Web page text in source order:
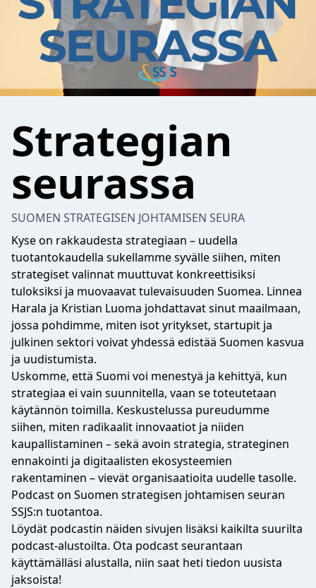
Strategian
seurassa
SUOMEN STRATEGISEN JOHTAMISEN SEURA
Kyse on rakkaudesta strategiaan – uudella
tuotantokaudella sukellamme syvälle siihen, miten
strategiset valinnat muuttuvat konkreettisiksi
tuloksiksi ja muovaavat tulevaisuuden Suomea. Linnea
Harala ja Kristian Luoma johdattavat sinut maailmaan,
jossa pohdimme, miten isot yritykset, startupit ja
julkinen sektori voivat yhdessä edistää Suomen kasvua
ja uudistumista.
Uskomme, että Suomi voi menestyä ja kehittyä, kun
strategiaa ei vain suunnitella, vaan se toteutetaan
käytännön toimilla. Keskustelussa pureudumme
siihen, miten radikaalit innovaatiot ja niiden
kaupallistaminen – sekä avoin strategia, strateginen
ennakointi ja digitaalisten ekosysteemien
rakentaminen – vievät organisaatioita uudelle tasolle.
Podcast on Suomen strategisen johtamisen seuran
SSJS:n tuotantoa.
Löydät podcastin näiden sivujen lisäksi kaikilta suurilta
podcast-alustoilta. Ota podcast seurantaan
käyttämälläsi alustalla, niin saat heti tiedon uusista
jaksoista!